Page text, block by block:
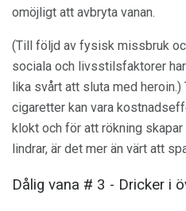
omöjligt att avbryta vanan.
(Till följd av fysisk missbruk
sociala och livsstilsfaktorer
lika svårt att sluta med heroin.)
cigaretter kan vara
klokt och för att rökning
lindrar, är det mer än värt att
Dålig vana # 3 - Dricker i